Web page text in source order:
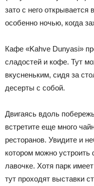
зато с него
особенно ночью, когда
Кафе «Kahve Dunyasi»
сладостей и кофе. Тут
вкусненьким, сидя за
десерты с собой.
Двигаясь вдоль
встретите еще много
ресторанов. Увидите и
котором можно устроить
лавочке. Хотя парк
тут проходят выставки